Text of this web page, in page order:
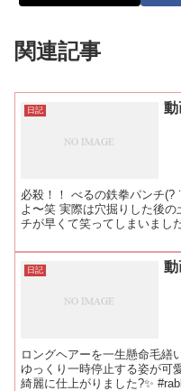
関連記事
日記
必殺！！ べるの鉄拳パンチ(?
よ〜笑 実際は穴掘りした後
チが早くて笑ってしまいまし
日記
ロングヘアーを一生懸命毛繕
ゆっくり一時停止する姿が可
綺麗に仕上がりました?✨